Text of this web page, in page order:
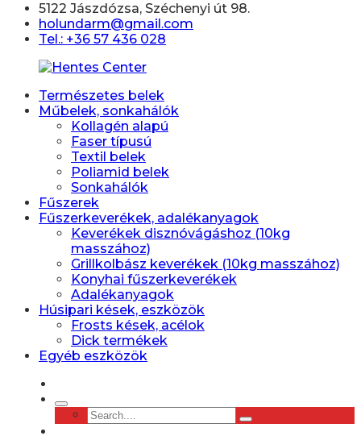
5122 Jászdózsa, Széchenyi út 98.
holundarm@gmail.com
Tel.: +36 57 436 028
Természetes belek
Műbelek, sonkahálók
Kollagén alapú
Faser típusú
Textil belek
Poliamid belek
Sonkahálók
Fűszerek
Fűszerkeverékek, adalékanyagok
Keverékek disznóvágáshoz (10kg
masszához)
Grillkolbász keverékek (10kg masszához)
Konyhai fűszerkeverékek
Adalékanyagok
Húsipari kések, eszközök
Frosts kések, acélok
Dick termékek
Egyéb eszközök